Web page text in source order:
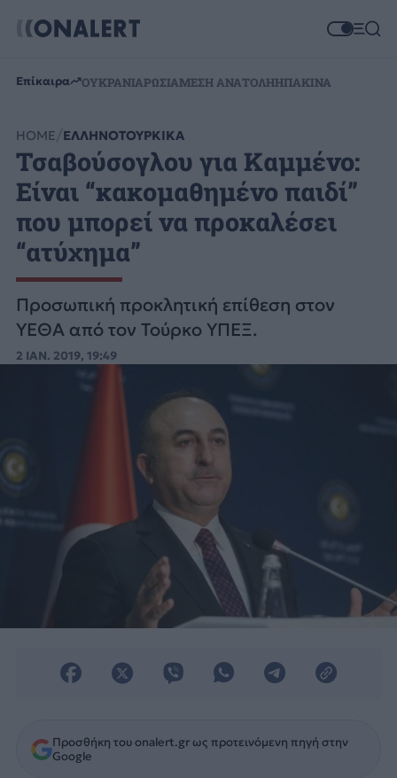
Επίκαιρα ΟΥΚΡΑΝΙΑΡΩΣΙΑΜΕΣΗ ΑΝΑΤΟΛΗΗΠΑΚΙΝΑ
HOME ΕΛΛΗΝΟΤΟΥΡΚΙΚΑ
Τσαβούσογλου για Καμμένο:
Είναι “κακομαθημένο παιδί”
που μπορεί να προκαλέσει
“ατύχημα”
Προσωπική προκλητική επίθεση στον
ΥΕΘΑ από τον Τούρκο ΥΠΕΞ.
2 ΙΑΝ. 2019, 19:49
Προσθήκη του onalert.gr ως προτεινόμενη πηγή στην
Google